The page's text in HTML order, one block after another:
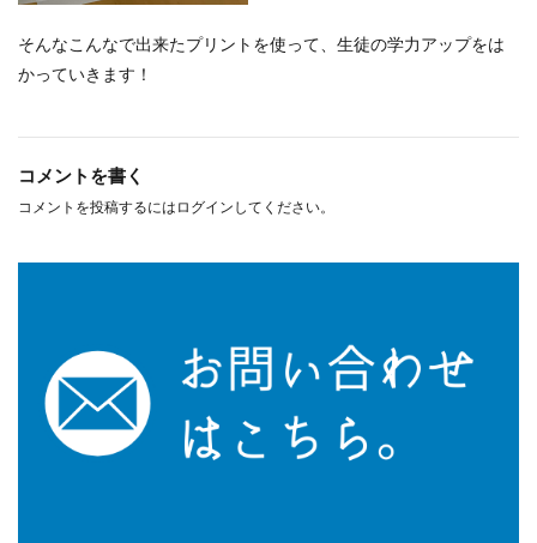
そんなこんなで出来たプリントを使って、生徒の学力アップをは
かっていきます！
コメントを書く
コメントを投稿するには ログイン してください。